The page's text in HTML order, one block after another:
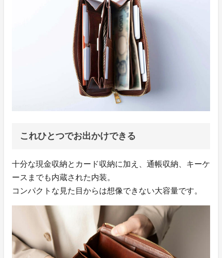
これひとつでお出かけできる
十分な現金収納とカード収納に加え、通帳収納、キーケ
ースまでも内蔵された内装。
コンパクトな見た目からは想像できない大容量です。